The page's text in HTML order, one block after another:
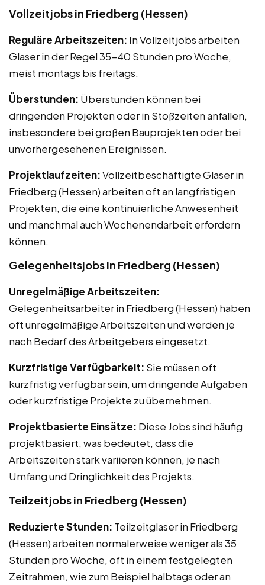
Vollzeitjobs in Friedberg (Hessen)
Reguläre Arbeitszeiten: In Vollzeitjobs arbeiten
Glaser in der Regel 35-40 Stunden pro Woche,
meist montags bis freitags.
Überstunden: Überstunden können bei
dringenden Projekten oder in Stoßzeiten anfallen,
insbesondere bei großen Bauprojekten oder bei
unvorhergesehenen Ereignissen.
Projektlaufzeiten:Vollzeitbeschäftigte Glaser in
Friedberg (Hessen) arbeiten oft an langfristigen
Projekten, die eine kontinuierliche Anwesenheit
und manchmal auch Wochenendarbeit erfordern
können.
Gelegenheitsjobs in Friedberg (Hessen)
Unregelmäßige Arbeitszeiten:
Gelegenheitsarbeiter in Friedberg (Hessen) haben
oft unregelmäßige Arbeitszeiten und werden je
nach Bedarf des Arbeitgebers eingesetzt.
Kurzfristige Verfügbarkeit: Sie müssen oft
kurzfristig verfügbar sein, um dringende Aufgaben
oder kurzfristige Projekte zu übernehmen.
Projektbasierte Einsätze: Diese Jobs sind häufig
projektbasiert, was bedeutet, dass die
Arbeitszeiten stark variieren können, je nach
Umfang und Dringlichkeit des Projekts.
Teilzeitjobs in Friedberg (Hessen)
Reduzierte Stunden: Teilzeitglaser in Friedberg
(Hessen) arbeiten normalerweise weniger als 35
Stunden pro Woche, oft in einem festgelegten
Zeitrahmen, wie zum Beispiel halbtags oder an